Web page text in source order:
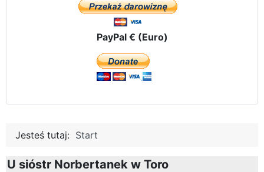
PayPal € (Euro)
Jesteś tutaj: Start
U sióstr Norbertanek w Toro